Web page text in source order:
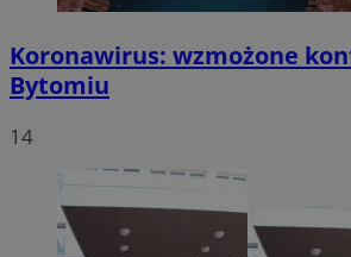
Koronawirus: wzmożone
Bytomiu
14